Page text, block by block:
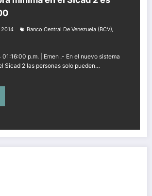
2014 Banco Central De Venezuela (BCV),
p.m. | Emen .- En el nuevo sistema
Sicad 2 las personas solo pueden…